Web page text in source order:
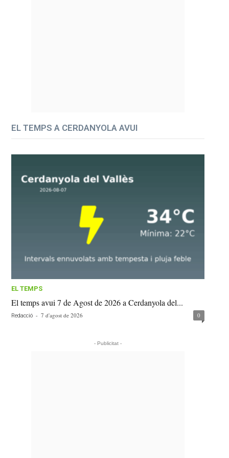
EL TEMPS A CERDANYOLA AVUI
EL TEMPS
El temps avui 7 de Agost de 2026 a Cerdanyola del...
Redacció - 7 d'agost de 2026 0
- Publicitat -